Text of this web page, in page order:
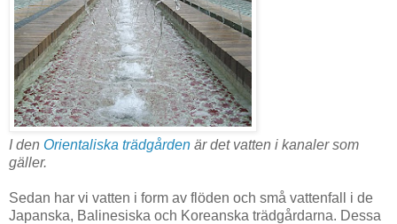
I den Orientaliska trädgården är det vatten i kanaler som
gäller.
Sedan har vi vatten i form av flöden och små vattenfall i de
Japanska, Balinesiska och Koreanska trädgårdarna. Dessa